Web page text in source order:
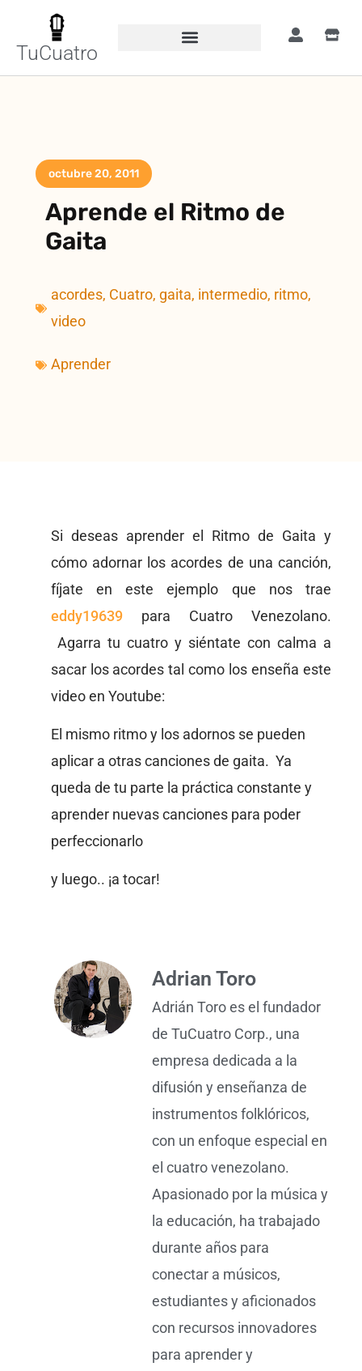
TuCuatro
octubre 20, 2011
Aprende el Ritmo de
Gaita
acordes, Cuatro, gaita, intermedio, ritmo,
video
Aprender
Si deseas aprender el Ritmo de Gaita y
cómo adornar los acordes de una canción,
fíjate en este ejemplo que nos trae
eddy19639
para Cuatro Venezolano.
Agarra tu cuatro y siéntate con calma a
sacar los acordes tal como los enseña este
video en Youtube:
El mismo ritmo y los adornos se pueden
aplicar a otras canciones de gaita. Ya
queda de tu parte la práctica constante y
aprender nuevas canciones para poder
perfeccionarlo
y luego.. ¡a tocar!
Adrian Toro
Adrián Toro es el fundador
de TuCuatro Corp., una
empresa dedicada a la
difusión y enseñanza de
instrumentos folklóricos,
con un enfoque especial en
el cuatro venezolano.
Apasionado por la música y
la educación, ha trabajado
durante años para
conectar a músicos,
estudiantes y aficionados
con recursos innovadores
para aprender y